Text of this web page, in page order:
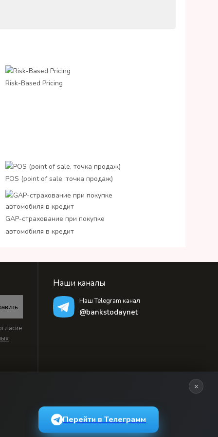
Risk-Based Pricing
POS (point of sale, точка продаж)
GAP-страхование при покупке
автомобиля в кредит
Наши каналы
Наш Telegram канал
@bankstodaynet
соглашением
×
Перейти в Телеграмм